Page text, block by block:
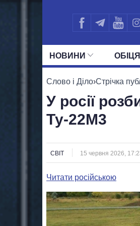
НОВИНИ
УСІ
Слово і Діло›Стрічка
У росії
Ту-22М3
СВІТ 15 червня 2026,
Читати російською